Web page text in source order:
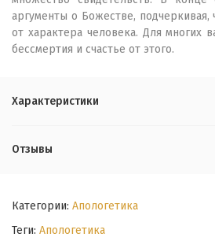
аргументы о Божестве, подчеркивая,
от характера человека. Для многих
бессмертия и счастье от этого.
Характеристики
Отзывы
Категории: Апологетика
Теги: Апологетика